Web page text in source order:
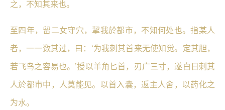
之，不知其来也。
至四年，留二女守穴，挈我於都市，不知何处也。指某人
者，一一数其过，曰：‘为我刺其首来无使知觉。定其胆，
若飞鸟之容易也。’授以羊角匕首，刃广三寸，遂白日刺其
人於都市中，人莫能见。以首入囊，返主人舍，以药化之
为水。